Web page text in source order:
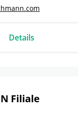
Details
Filiale